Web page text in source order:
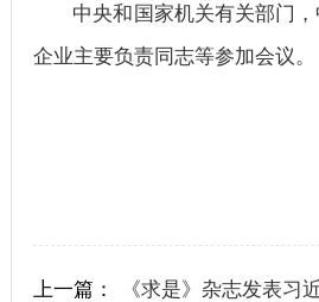
中央和国家机关有关部门
企业主要负责同志等参加会议。
上一篇：